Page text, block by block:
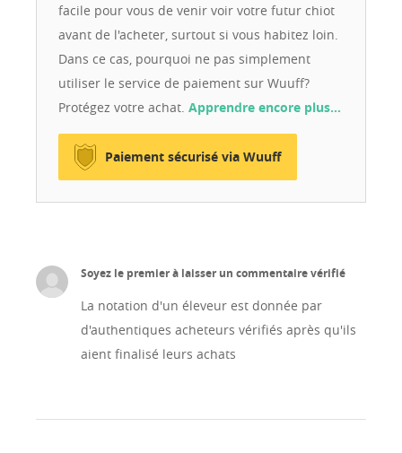
facile pour vous de venir voir votre futur chiot
avant de l'acheter, surtout si vous habitez loin.
Dans ce cas, pourquoi ne pas simplement
utiliser le service de paiement sur Wuuff?
Protégez votre achat. Apprendre encore plus…
Paiement sécurisé via Wuuff
Soyez le premier à laisser un commentaire vérifié
La notation d'un éleveur est donnée par
d'authentiques acheteurs vérifiés après qu'ils
aient finalisé leurs achats